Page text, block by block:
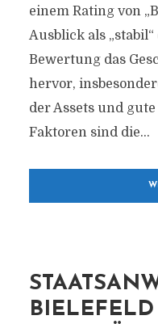
einem Rating von
Ausblick als
Bewertung das
hervor,
der Assets und
Faktoren sind die...